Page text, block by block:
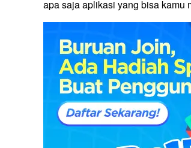
apa saja aplikasi yang bisa kamu